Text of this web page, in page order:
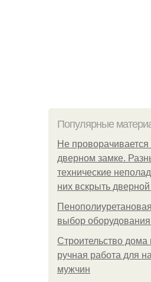
Популярные
Не проворачивается
дверном замке.
технические
них вскрыть
выбор
Строительство дома
ручная работа для
мужчин